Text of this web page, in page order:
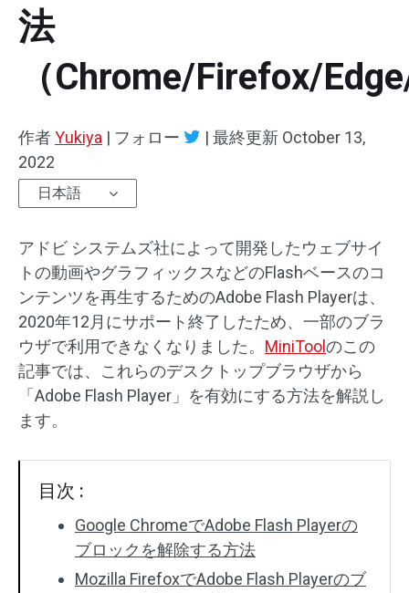
速度変更/リバース
トリミング/スプリット/クロップ
テキスト/エレメント
動画エフェクト
動画色調整
回転/反転
バッチ処理
透かしなし
オンライン動画ダウンロード ツール
法
（Chrome/Firefox/
作者Yukiya | フォロー | 最終更新 October 13,
2022
日本語
アドビ システムズ社によって開発したウェブサイ
トの動画やグラフィックスなどのFlashベースのコ
ンテンツを再生するためのAdobe Flash Playerは、
2020年12月にサポート終了したため、一部のブラ
ウザで利用できなくなりました。 MiniToolのこの
記事では、これらのデスクトップブラウザから
「Adobe Flash Player」を有効にする方法を解説し
ます。
目次 :
Google ChromeでAdobe Flash Playerの
ブロックを解除する方法
Mozilla FirefoxでAdobe Flash Playerのブ